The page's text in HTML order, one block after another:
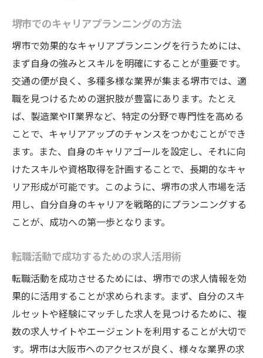
堺市でのキャリアプランニングの方法
堺市で効果的なキャリアプランニングを行うためには、
まず自身の強みとスキルを明確にすることが重要です。
交通の便が良く、多種多様な業界が集まる堺市では、適
職を見つけるための選択肢が豊富にあります。たとえ
ば、製造業やIT業界など、特定の分野で専門性を高める
ことで、キャリアアップのチャンスをつかむことができ
ます。また、自身のキャリアゴールを設定し、それに向
けたスキルや資格取得を計画することで、長期的なキャ
リア形成が可能です。このように、堺市の求人市場を活
用し、自分自身のキャリアを戦略的にプランニングする
ことが、成功への第一歩となります。
転職活動で成功するための求人活用術
転職活動を成功させるためには、堺市での求人情報を効
果的に活用することが求められます。まず、自分のスキ
ルセットや経験にマッチした求人を見つけるために、複
数の求人サイトやエージェントを利用することが大切で
す。堺市は大阪市へのアクセスが良く、様々な業界の求